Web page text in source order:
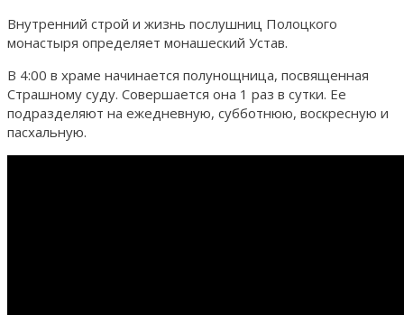
Внутренний строй и жизнь послушниц Полоцкого
монастыря определяет монашеский Устав.
В 4:00 в храме начинается полунощница, посвященная
Страшному суду. Совершается она 1 раз в сутки. Ее
подразделяют на ежедневную, субботнюю, воскресную и
пасхальную.